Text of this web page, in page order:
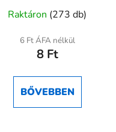
Raktáron (273 db)
6 Ft ÁFA nélkül
8 Ft
BŐVEBBEN